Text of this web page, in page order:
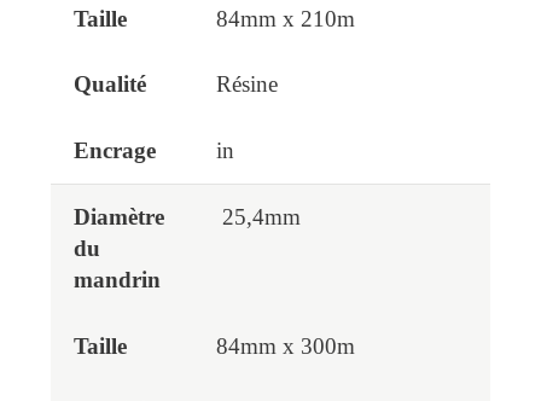
84mm x 210m
Résine
in
25,4mm
84mm x 300m